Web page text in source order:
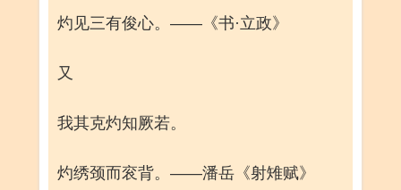
灼见三有俊心。——《书·立政》
又
我其克灼知厥若。
灼绣颈而衮背。——潘岳《射雉赋》